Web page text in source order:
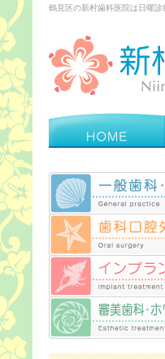
鶴見区の新村歯科医院は日曜